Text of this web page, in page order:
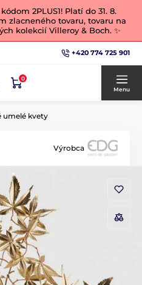
2PLUS1! Platí do 31. 8.
zlacneného tovaru, tovaru na
kolekcií Villeroy & Boch. ✨
+420 774 725 901
0
Menu
umelé kvety
Výrobca